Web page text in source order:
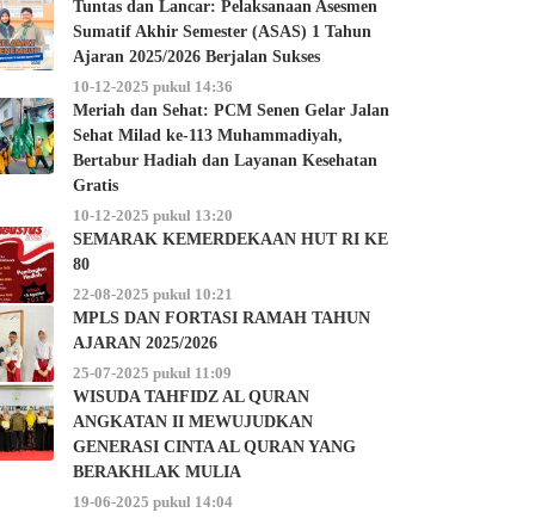
Tuntas dan Lancar: Pelaksanaan Asesmen
Sumatif Akhir Semester (ASAS) 1 Tahun
Ajaran 2025/2026 Berjalan Sukses
10-12-2025 pukul 14:36
Meriah dan Sehat: PCM Senen Gelar Jalan
Sehat Milad ke-113 Muhammadiyah,
Bertabur Hadiah dan Layanan Kesehatan
Gratis
10-12-2025 pukul 13:20
SEMARAK KEMERDEKAAN HUT RI KE
80
22-08-2025 pukul 10:21
MPLS DAN FORTASI RAMAH TAHUN
AJARAN 2025/2026
25-07-2025 pukul 11:09
WISUDA TAHFIDZ AL QURAN
ANGKATAN II MEWUJUDKAN
GENERASI CINTA AL QURAN YANG
BERAKHLAK MULIA
19-06-2025 pukul 14:04